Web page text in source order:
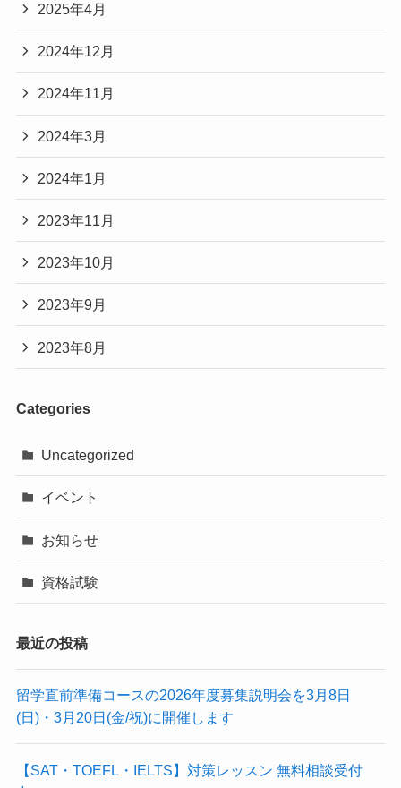
2025年4月
2024年12月
2024年11月
2024年3月
2024年1月
2023年11月
2023年10月
2023年9月
2023年8月
Categories
Uncategorized
イベント
お知らせ
資格試験
最近の投稿
留学直前準備コースの2026年度募集説明会を3月8日
(日)・3月20日(金/祝)に開催します
【SAT・TOEFL・IELTS】対策レッスン 無料相談受付